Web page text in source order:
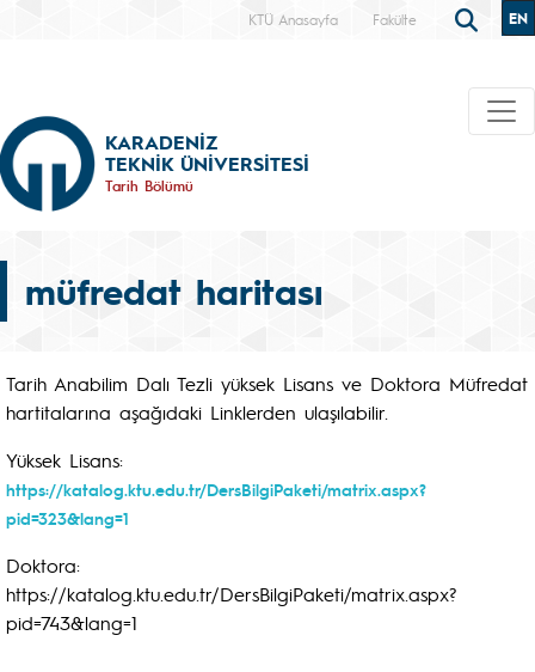
KTÜ Anasayfa Fakülte EN
KARADENİZ
TEKNİK ÜNİVERSİTESİ
Tarih Bölümü
müfredat haritası
Tarih Anabilim Dalı Tezli yüksek Lisans ve Doktora Müfredat
hartitalarına aşağıdaki Linklerden ulaşılabilir.
Yüksek Lisans:
https://katalog.ktu.edu.tr/DersBilgiPaketi/matrix.aspx?
pid=323&lang=1
Doktora:
https://katalog.ktu.edu.tr/DersBilgiPaketi/matrix.aspx?
pid=743&lang=1